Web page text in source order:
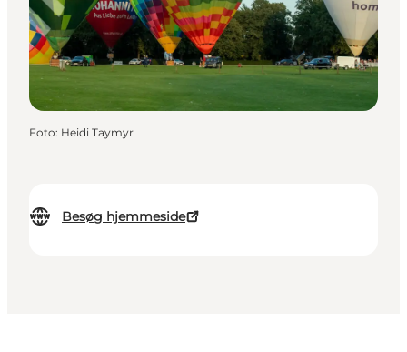
Besøg hjemmeside
Foto: Heidi Taymyr